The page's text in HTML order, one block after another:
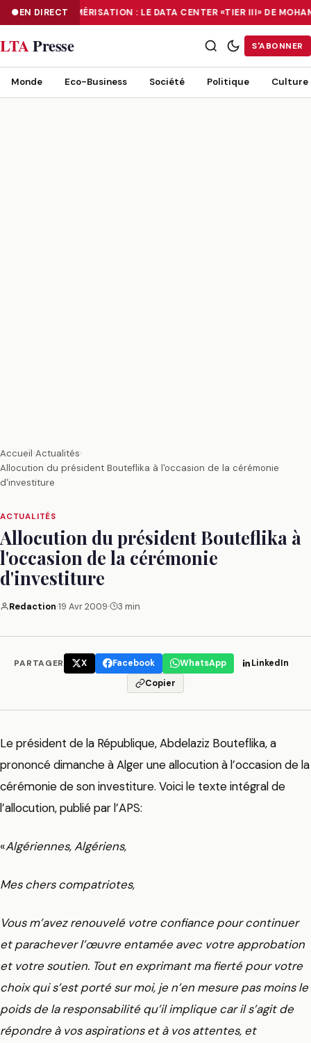
EN DIRECTNUMÉRISATION : LE DATA CENTER «TIER III» DE
NUMÉRISATION : LE DATA CENTER «TIER III» DE MOHAMMADIA, UN
LTAPresse S'ABONNER
Monde Eco-Business Société Politique Culture
Accueil›Actualités›
Allocution du président Bouteflika à l'occasion de la cérémonie
d'investiture
ACTUALITÉS
Allocution du président Bouteflika à
l'occasion de la cérémonie
d'investiture
Redaction·19 Avr 2009· 3 min
PARTAGER X Facebook WhatsApp
LinkedIn
Copier
Le président de la République, Abdelaziz Bouteflika, a
prononcé dimanche à Alger une allocution à l’occasion de la
cérémonie de son investiture. Voici le texte intégral de
l’allocution, publié par l’APS:
«Algériennes, Algériens,
Mes chers compatriotes,
Vous m’avez renouvelé votre confiance pour continuer
et parachever l’œuvre entamée avec votre approbation
et votre soutien. Tout en exprimant ma fierté pour votre
choix qui s’est porté sur moi, je n’en mesure pas moins le
poids de la responsabilité qu’il implique car il s’agit de
répondre à vos aspirations et à vos attentes, et